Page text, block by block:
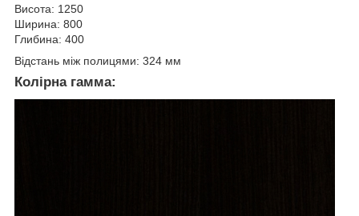
Висота: 1250
Ширина: 800
Глибина: 400
Відстань між полицями: 324 мм
Колірна гамма: